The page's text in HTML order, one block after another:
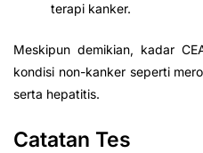
terapi kanker.
Meskipun demikian, kadar
kondisi non-kanker seperti
serta hepatitis.
Catatan Tes